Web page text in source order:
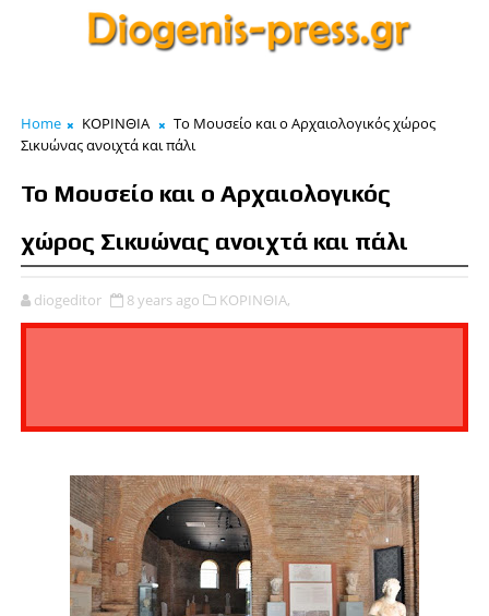
Home ΚΟΡΙΝΘΙΑ
Το Μουσείο και ο Αρχαιολογικός χώρος
Σικυώνας ανοιχτά και πάλι
Το Μουσείο και ο Αρχαιολογικός
χώρος Σικυώνας ανοιχτά και πάλι
diogeditor 8 years ago ΚΟΡΙΝΘΙΑ,